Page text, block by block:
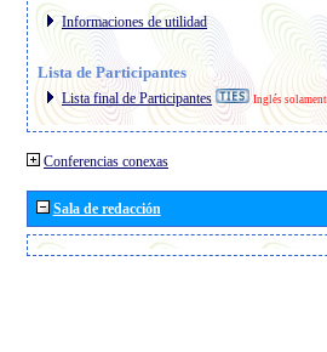
Informaciones de utilidad
Lista de Participantes
Lista final de Participantes Inglés
Conferencias conexas
Sala de redacción